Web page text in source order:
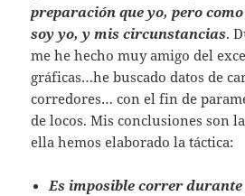
preparación que yo, pero
soy yo, y mis circunstancias.
me he hecho muy amigo del
gráficas…he buscado datos de
corredores… con el fin de
de locos. Mis conclusiones son
ella hemos elaborado la táctica:
Es imposible correr durante